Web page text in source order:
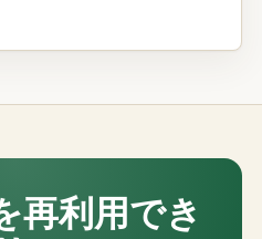
再利用でき